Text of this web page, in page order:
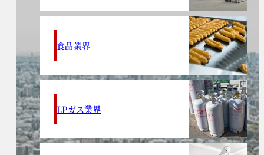
食品業界
LPガス業界